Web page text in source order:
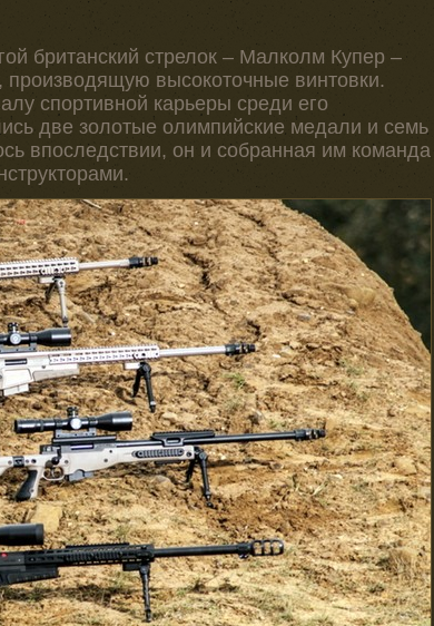
британский стрелок – Малколм Купер –
производящую высокоточные винтовки.
спортивной карьеры среди его
две золотые олимпийские медали и семь
впоследствии, он и собранная им команда